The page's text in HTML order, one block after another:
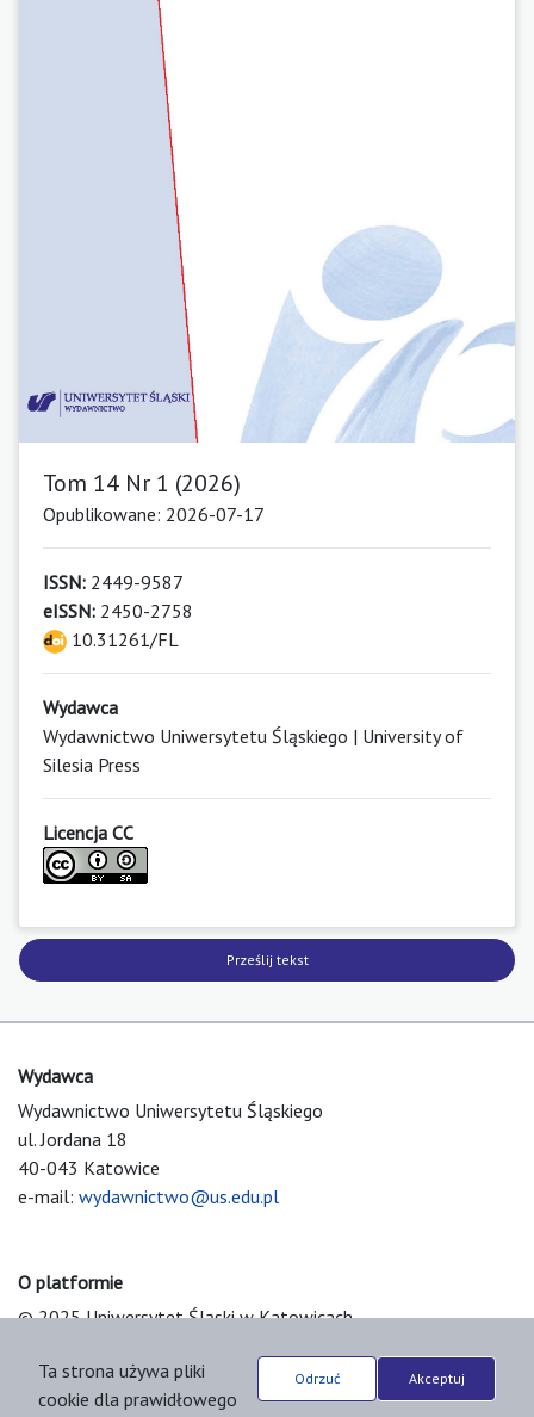
Tom 14 Nr 1 (2026)
Opublikowane: 2026-07-17
ISSN: 2449-9587
eISSN: 2450-2758
10.31261/FL
Wydawca
Wydawnictwo Uniwersytetu Śląskiego | University of
Silesia Press
Licencja CC
Prześlij tekst
Wydawca
Wydawnictwo Uniwersytetu Śląskiego
ul. Jordana 18
40-043 Katowice
e-mail: wydawnictwo@us.edu.pl
O platformie
© 2025 Uniwersytet Śląski w Katowicach
Platform & Workflow by OJS/PKP
Ta strona używa pliki
cookie dla prawidłowego
Odrzuć Akceptuj